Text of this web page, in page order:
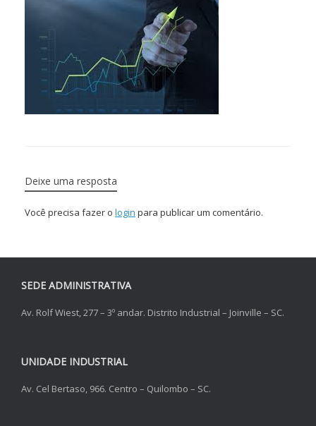
Deixe uma resposta
Você precisa fazer o login para publicar um comentário.
SEDE ADMINISTRATIVA
Av. Rolf Wiest, 277 – 3º andar. Distrito Industrial – Joinville – SC.
UNIDADE INDUSTRIAL
Av. Cel Bertaso, 966. Centro – Quilombo – SC.